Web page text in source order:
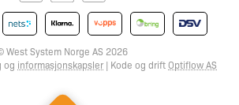
West System Norge AS 2026
og informasjonskapsler | Kode og driftOptiflow AS